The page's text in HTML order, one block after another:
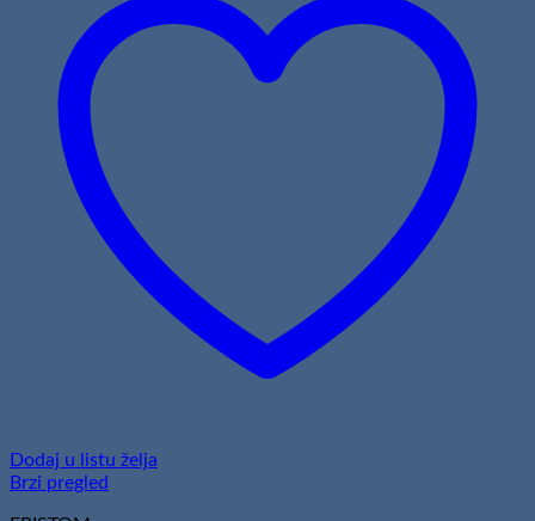
Dodaj u listu želja
Brzi pregled